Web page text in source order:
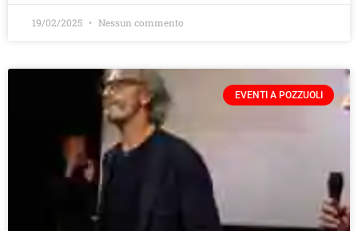
19/02/2025 Nessun commento
EVENTI A POZZUOLI